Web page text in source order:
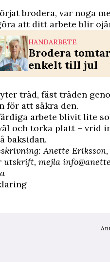
brodera, var noga
att ditt arbete blir
HANDARBETE
Brodera
enkelt till jul
tråd, fäst tråden
för att säkra den.
arbete blivit lite
och torka platt – vrid
baksidan.
Anette Eriksson,
utskrift, mejla